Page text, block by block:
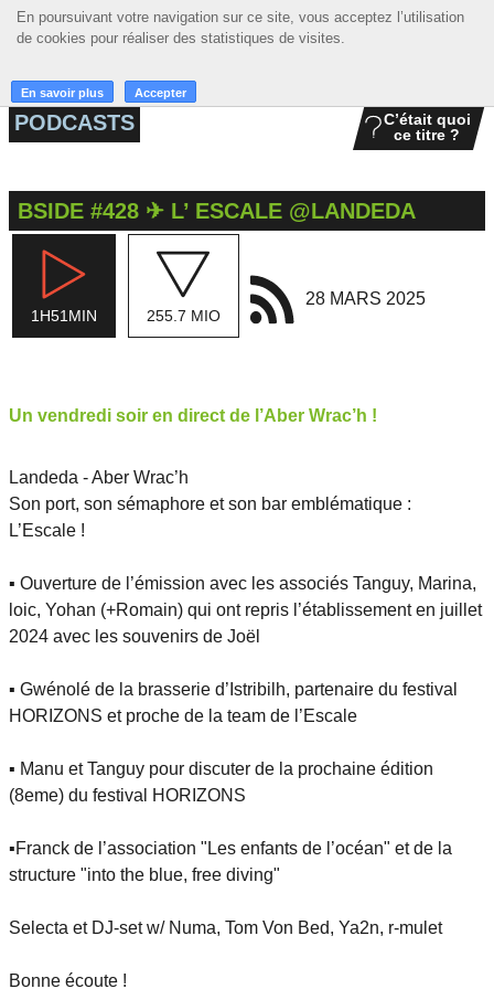
En poursuivant votre navigation sur ce site, vous acceptez l’utilisation
de cookies pour réaliser des statistiques de visites.
En savoir plus Accepter
En poursuivant votre navigation sur ce site, vous acceptez l’utilisation
de cookies pour réaliser des statistiques de visites.
En savoir plus Accepter
☰ MENU
ACCUEIL
MUSIQUE
ACTIONS
PODCASTS
C’était quoi
ce titre ?
BSIDE #428 ✈ L’ ESCALE @LANDEDA
1H51MIN 255.7 MIO
28 MARS 2025
Un vendredi soir en direct de l’Aber Wrac’h !
Landeda - Aber Wrac’h
Son port, son sémaphore et son bar emblématique :
L’Escale !
▪️ Ouverture de l’émission avec les associés Tanguy, Marina,
loic, Yohan (+Romain) qui ont repris l’établissement en juillet
2024 avec les souvenirs de Joël
▪️ Gwénolé de la brasserie d’Istribilh, partenaire du festival
HORIZONS et proche de la team de l’Escale
▪️ Manu et Tanguy pour discuter de la prochaine édition
(8eme) du festival HORIZONS
▪️Franck de l’association "Les enfants de l’océan" et de la
structure "into the blue, free diving"
Selecta et DJ-set w/ Numa, Tom Von Bed, Ya2n, r-mulet
Bonne écoute !